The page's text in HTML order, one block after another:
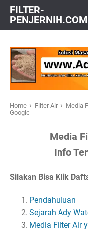
FILTER-
PENJERNIH.COM
Home › Filter Air › Media
Google
Media
Info
Silakan Bisa Klik
Pendahuluan
Sejarah Ady
Media Filter Air